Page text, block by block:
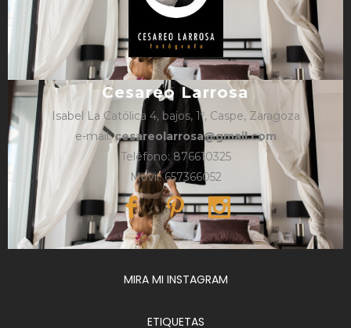
Cesareo Larrosa
Isabel La Católica 4, bajos, 1º, Caspe, Zaragoza
e-mail:cesareolarrosa@gmail.com
Teléfono: 876610325
Móvil: 657366052
MIRA MI INSTAGRAM
ETIQUETAS